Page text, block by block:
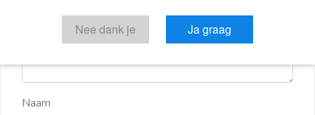
Naam
Nee dank je Ja graag